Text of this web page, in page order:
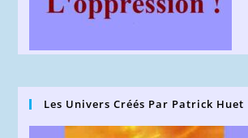
Les Univers Créés Par Patrick Huet